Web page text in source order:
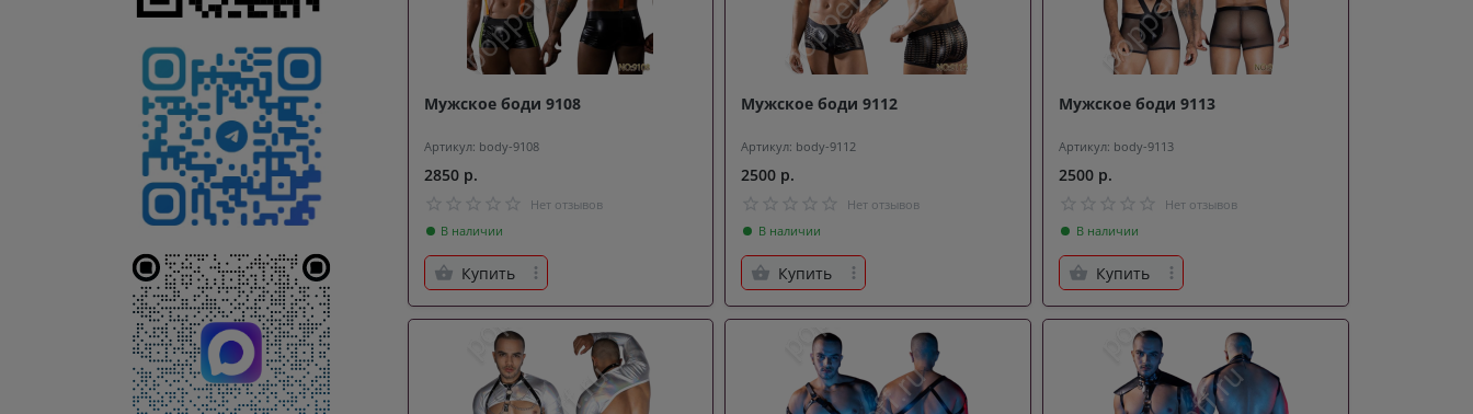
Мужское боди 9108
Артикул: body-9108
2850 р.
Нет отзывов
В наличии
Купить
Мужское боди 9112
Артикул: body-9112
2500 р.
Нет отзывов
В наличии
Купить
Мужское боди 9113
Артикул: body-9113
2500 р.
Нет отзывов
В наличии
Купить